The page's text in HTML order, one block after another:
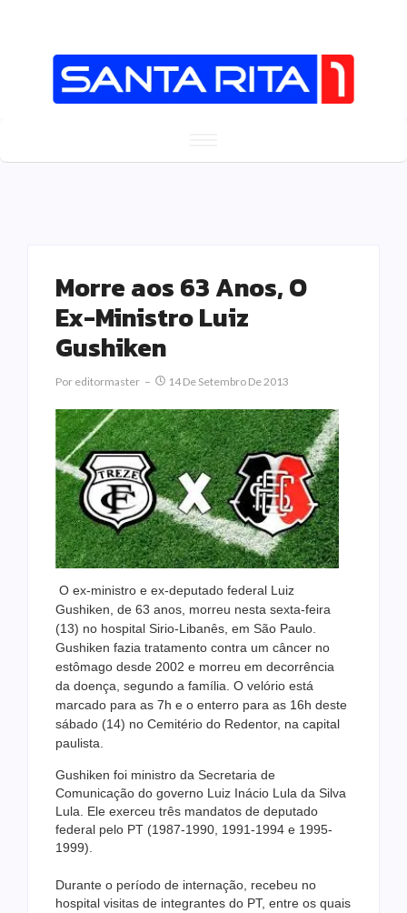
Morre aos 63 Anos, O
Ex-Ministro Luiz
Gushiken
Por Editormaster 14 De Setembro De 2013
O ex-ministro e ex-deputado federal Luiz
Gushiken, de 63 anos, morreu nesta sexta-feira
(13) no hospital Sirio-Libanês, em São Paulo.
Gushiken fazia tratamento contra um câncer no
estômago desde 2002 e morreu em decorrência
da doença, segundo a família. O velório está
marcado para as 7h e o enterro para as 16h deste
sábado (14) no Cemitério do Redentor, na capital
paulista.
Gushiken foi ministro da Secretaria de
Comunicação do governo Luiz Inácio Lula da Silva
Lula. Ele exerceu três mandatos de deputado
federal pelo PT (1987-1990, 1991-1994 e 1995-
1999).
Durante o período de internação, recebeu no
hospital visitas de integrantes do PT, entre os quais